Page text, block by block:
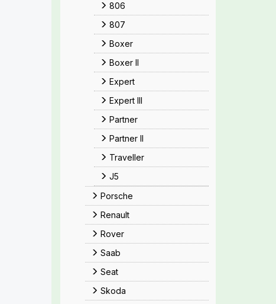
806
807
Boxer
Boxer II
Expert
Expert III
Partner
Partner II
Traveller
J5
Porsche
Renault
Rover
Saab
Seat
Skoda